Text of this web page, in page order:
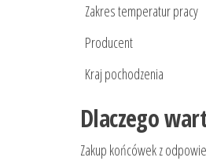
Zakres temperatur pracy
Producent
Kraj pochodzenia
Dlaczego
Zakup końcówek z